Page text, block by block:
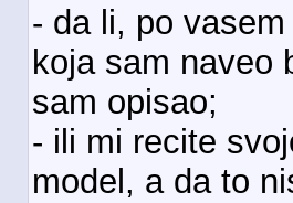
- da li, po
koja sam naveo
sam opisao;
- ili mi recite
model, a da to